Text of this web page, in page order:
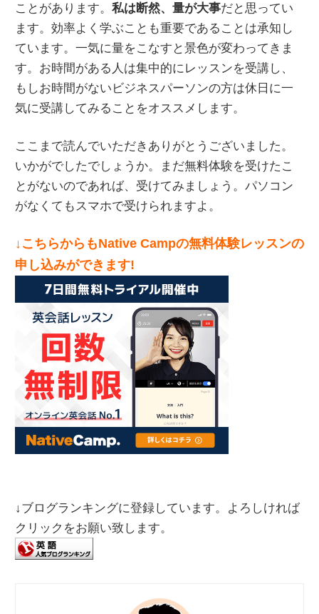
ことがあります。 私は断然、量が大事だと思ってい
ます。効率よく学ぶことも重要であることは承知し
ています。一気に量をこなすと景色が変わってきま
す。お時間がある人は集中的にレッスンを受講し、
もしお時間がないビジネスパーソンの方は休日に一
気に受講してみることをオススメします。
ここまで読んでいただきありがとうございました。
いかがでしたでしょうか。まだ無料体験を受けたこ
とがないのであれば、受けてみましょう。パソコン
がなくてもスマホで受けられますよ。
↓こちらからもNative Campの無料体験レッスンの
申し込みができます!
↓ブログランキングに登録しています。よろしければ
クリックをお願い致します。